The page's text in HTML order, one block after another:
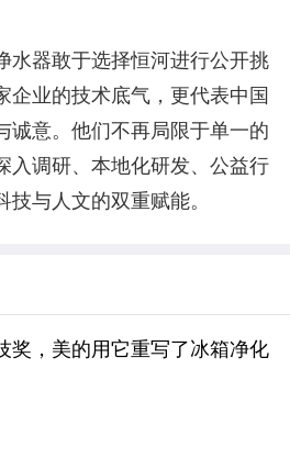
水器敢于选择恒河进行公开挑
企业的技术底气，更代表中国
诚意。他们不再局限于单一的
入调研、本地化研发、公益行
与人文的双重赋能。
奖，美的用它重写了冰箱净化